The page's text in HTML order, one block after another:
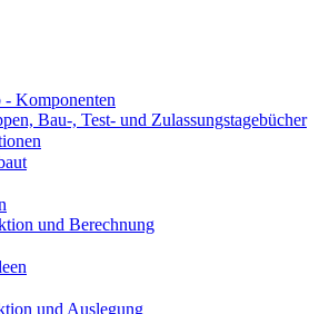
Komponenten
Bau-, Test- und Zulassungstagebücher
und Berechnung
und Auslegung